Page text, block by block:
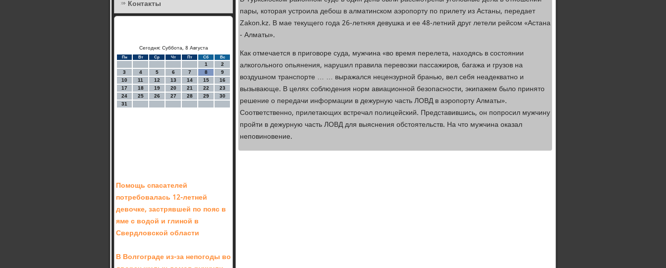
Контакты
Сегодня: Суббота, 8 Августа
Пн Вт Ср Чт Пт Сб Вс
1
2
3
4 5 6 7 8
9
10
11 12 13 14 15
16
17
18 19 20 21 22
23
24
25 26 27 28 29
30
31
Помощь спасателей
потребовалась 12-летней
девочке, застрявшей по пояс в
яме с водой и глиной в
Свердловской области
В Волгограде из-за непогоды во
пары, которая устроила дебош в алматинском аэропорту по прилету из Астаны, передает
Zakon.kz. В мае текущего года 26-летняя девушка и ее 48-летний друг летели рейсом «Астана
- Алматы».
Как отмечается в приговоре суда, мужчина «во время перелета, находясь в состоянии
алкогольного опьянения, нарушил правила перевозки пассажиров, багажа и грузов на
воздушном транспорте … … выражался нецензурной бранью, вел себя неадекватно и
вызывающе. В целях соблюдения норм авиационной безопасности, экипажем было принято
решение о передачи информации в дежурную часть ЛОВД в аэропорту Алматы».
Соответственно, прилетающих встречал полицейский. Представившись, он попросил мужчину
пройти в дежурную часть ЛОВД для выяснения обстоятельств. На что мужчина оказал
неповиновение.